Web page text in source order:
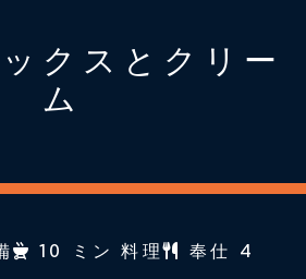
クスとクリー
ム
10 ミン 料理 奉仕 4